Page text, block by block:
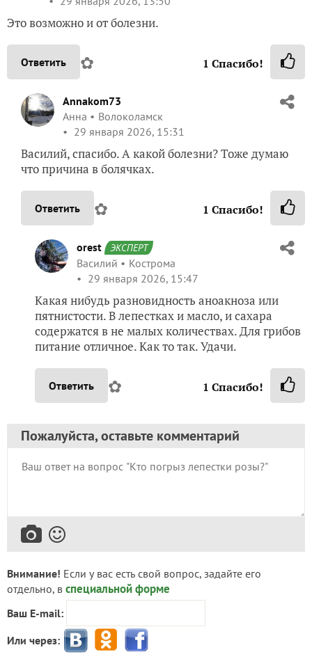
Это возможно и от болезни.
Ответить ✿ 1 Спасибо!
Annakom73
Анна
Волоколамск
29 января 2026, 15:31
Василий, спасибо. А какой болезни? Тоже думаю
что причина в болячках.
Ответить ✿ 1 Спасибо!
orest ЭКСПЕРТ
Василий
Кострома
29 января 2026, 15:47
Какая нибудь разновидность аноакноза или
пятнистости. В лепестках и масло, и сахара
содержатся в не малых количествах. Для грибов
питание отличное. Как то так. Удачи.
Ответить ✿ 1 Спасибо!
Пожалуйста, оставьте комментарий
Внимание! Если у вас есть свой вопрос, задайте его
отдельно, в специальной форме
Ваш E-mail:
Или через: